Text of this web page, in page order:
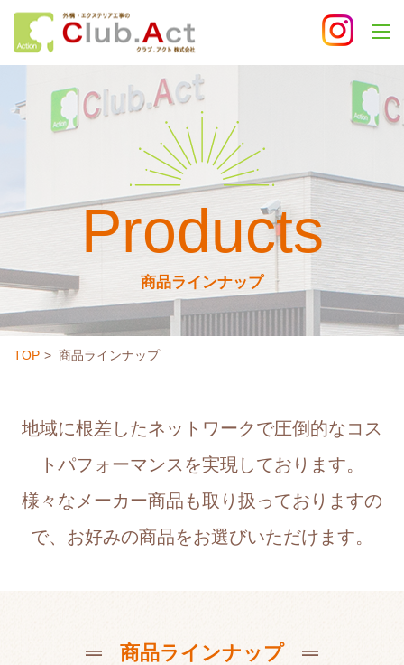
Products
商品ラインナップ
TOP 商品ラインナップ
地域に根差したネットワークで圧倒的なコス
トパフォーマンスを実現しております。
様々なメーカー商品も取り扱っておりますの
で、お好みの商品をお選びいただけます。
商品ラインナップ